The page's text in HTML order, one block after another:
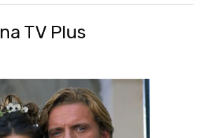
na TV Plus